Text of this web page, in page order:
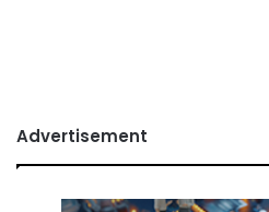
Advertisement